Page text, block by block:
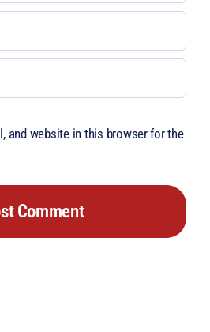
and website in this browser for the